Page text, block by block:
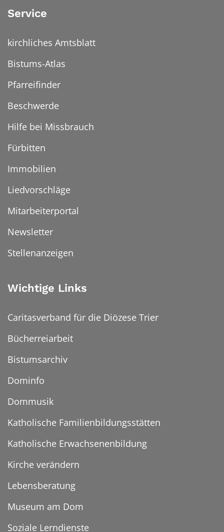
Service
kirchliches Amtsblatt
Bistums-Atlas
Pfarreifinder
Beschwerde
Hilfe bei Missbrauch
Fürbitten
Immobilien
Liedvorschläge
Mitarbeiterportal
Newsletter
Stellenanzeigen
Wichtige Links
Caritasverband für die Diözese Trier
Bücherreiarbeit
Bistumsarchiv
Dominfo
Dommusik
Katholische Familienbildungsstätten
Katholische Erwachsenenbildung
Kirche verändern
Lebensberatung
Museum am Dom
Soziale Lerndienste